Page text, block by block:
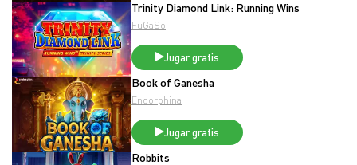
Trinity Diamond Link: Running Wins
FuGaSo
Jugar gratis
Book of Ganesha
Endorphina
Jugar gratis
Robbits